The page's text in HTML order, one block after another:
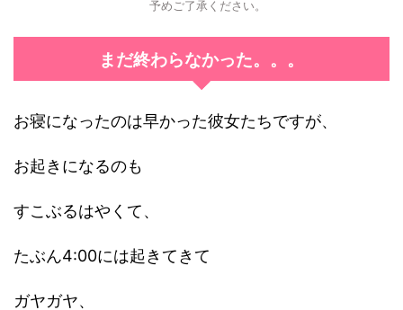
予めご了承ください。
まだ終わらなかった。。。
お寝になったのは早かった彼女たちですが、
お起きになるのも
すこぶるはやくて、
たぶん4:00には起きてきて
ガヤガヤ、